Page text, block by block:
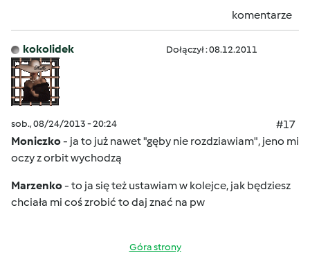
komentarze
kokolidek Dołączył : 08.12.2011
sob., 08/24/2013 - 20:24
#17
Moniczko- ja to już nawet "gęby nie rozdziawiam", jeno mi
oczy z orbit wychodzą
Marzenko- to ja się też ustawiam w kolejce, jak będziesz
chciała mi coś zrobić to daj znać na pw
Góra strony